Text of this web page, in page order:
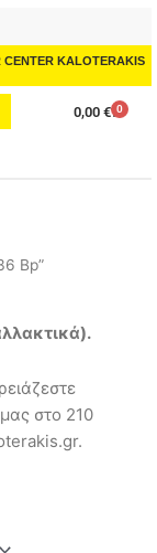
CENTER KALOTERAKIS
0,00 € 0
Cart
Bp”
στο 210